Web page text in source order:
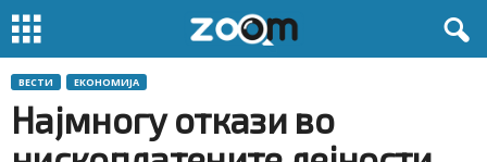
ВЕСТИ ЕКОНОМИЈА
Најмногу откази во